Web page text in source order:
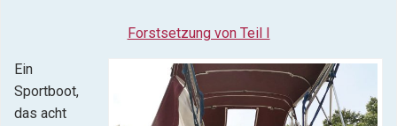
Forstsetzung von Teil I
Ein
Sportboot,
das acht